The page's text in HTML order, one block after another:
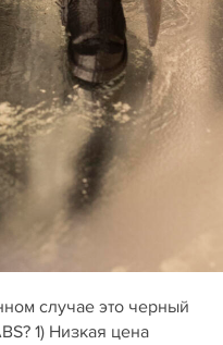
случае это черный
1) Низкая цена